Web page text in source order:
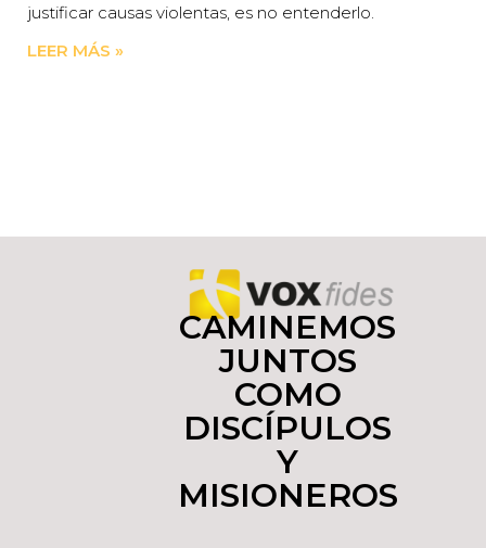
justificar causas violentas, es no entenderlo.
LEER MÁS »
CAMINEMOS
JUNTOS
COMO
DISCÍPULOS
Y
MISIONEROS